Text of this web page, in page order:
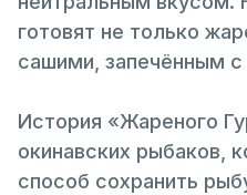
готовят не только
сашими, запечённым
История «Жареного
окинавских рыбаков,
способ сохранить